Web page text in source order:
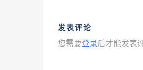
发表评论
您需要登录后才能发表